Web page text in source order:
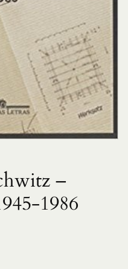
–
1986